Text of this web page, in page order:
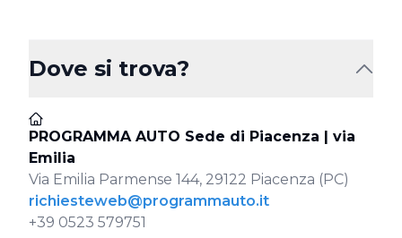
Dove si trova?
PROGRAMMA AUTO Sede di Piacenza | via
Emilia
Via Emilia Parmense 144, 29122 Piacenza (PC)
richiesteweb@programmauto.it
+39 0523 579751